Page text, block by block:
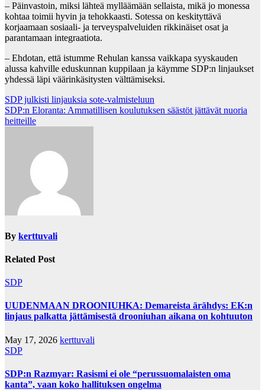
– Päinvastoin, miksi lähteä mylläämään sellaista, mikä jo monessa
kohtaa toimii hyvin ja tehokkaasti. Sotessa on keskityttävä
korjaamaan sosiaali- ja terveyspalveluiden rikkinäiset osat ja
parantamaan integraatiota.
– Ehdotan, että istumme Rehulan kanssa vaikkapa syyskauden
alussa kahville eduskunnan kuppilaan ja käymme SDP:n linjaukset
yhdessä läpi väärinkäsitysten välttämiseksi.
Post
navigation
SDP julkisti linjauksia sote-valmisteluun
SDP:n Eloranta: Ammatillisen koulutuksen säästöt jättävät nuoria
heitteille
By kerttuvali
Related Post
SDP
UUDENMAAN DROONIUHKA: Demareista ärähdys: EK:n
linjaus palkatta jättämisestä drooniuhan aikana on kohtuuton
May 17, 2026 kerttuvali
SDP
SDP:n Razmyar: Rasismi ei ole “perussuomalaisten oma
kanta”, vaan koko hallituksen ongelma